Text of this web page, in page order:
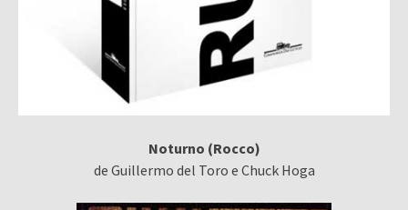
Noturno (Rocco)
de Guillermo del Toro e Chuck Hoga